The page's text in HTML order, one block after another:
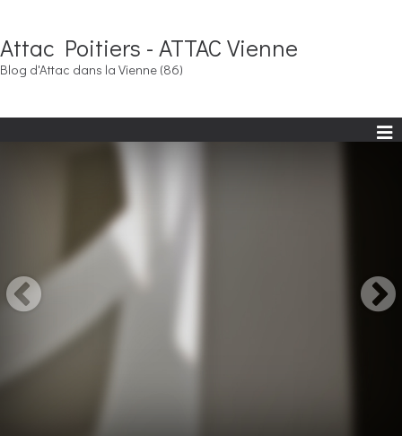
Attac Poitiers - ATTAC Vienne
Blog d'Attac dans la Vienne (86)